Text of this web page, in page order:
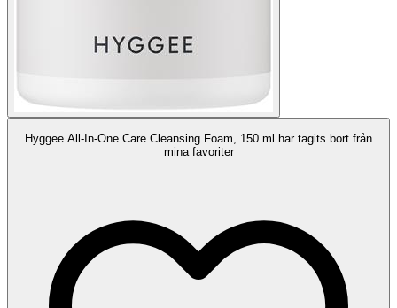
Hyggee All-In-One Care Cleansing Foam, 150 ml har tagits bort från
mina favoriter